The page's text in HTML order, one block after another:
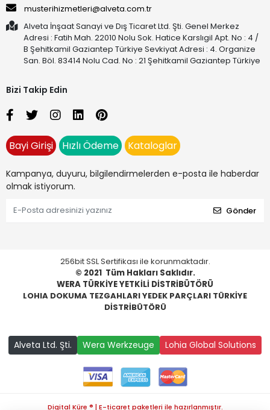
musterihizmetleri@alveta.com.tr
Alveta İnşaat Sanayi ve Dış Ticaret Ltd. Şti. Genel Merkez
Adresi : Fatih Mah. 22010 Nolu Sok. Hatice Karslıgil Apt. No : 4 /
B Şehitkamil Gaziantep Türkiye Sevkiyat Adresi : 4. Organize
San. Böl. 83414 Nolu Cad. No : 21 Şehitkamil Gaziantep Türkiye
Bizi Takip Edin
Bayi Girişi Hızlı Ödeme Kataloglar
Kampanya, duyuru, bilgilendirmelerden e-posta ile haberdar
olmak istiyorum.
Gönder
256bit SSL Sertifikası ile korunmaktadır.
© 2021 Tüm Hakları Saklıdır.
WERA TÜRKİYE YETKİLİ DİSTRİBÜTÖRÜ
LOHIA DOKUMA TEZGAHLARI YEDEK PARÇLARI TÜRKİYE
DİSTRİBÜTÖRÜ
Alveta Ltd. Şti. Wera Werkzeuge Lohia Global Solutions
Digital Küre ® | E-ticaret paketleri ile hazırlanmıştır.